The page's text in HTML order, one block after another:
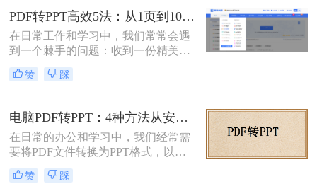
完成转换任务。
PDF转PPT高效5法：从1页到100页，方法选择差异很大！
在日常工作和学习中，我们常常会遇
到一个棘手的问题：收到一份精美的
PDF文件，却需要将其内容用于自己
的PPT演示文稿中。PDF因其格式固
它“只读”的特性也使其内容难以直接
编辑和复用。此时，将PDF转换为可
编辑的PPT就成了一个刚性需求。
赞 踩
电脑PDF转PPT：4种方法从安装到输出的完整对比！
在日常的办公和学习中，我们经常需
要将PDF文件转换为PPT格式，以便
更好地进行演示和编辑。那么电脑如
何PDF转PPT呢？以下介绍四种常见
赞 踩